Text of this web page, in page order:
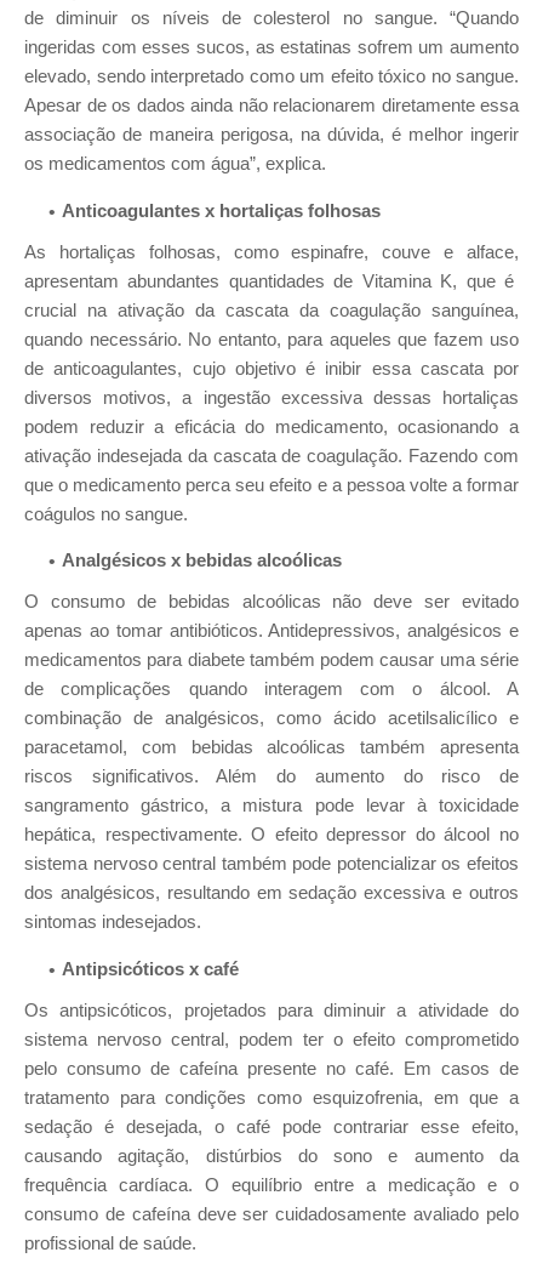
de diminuir os níveis de colesterol no sangue. “Quando
ingeridas com esses sucos, as estatinas sofrem um aumento
elevado, sendo interpretado como um efeito tóxico no sangue.
Apesar de os dados ainda não relacionarem diretamente essa
associação de maneira perigosa, na dúvida, é melhor ingerir
os medicamentos com água”, explica.
Anticoagulantes x hortaliças folhosas
As hortaliças folhosas, como espinafre, couve e alface,
apresentam abundantes quantidades de Vitamina K, que é
crucial na ativação da cascata da coagulação sanguínea,
quando necessário. No entanto, para aqueles que fazem uso
de anticoagulantes, cujo objetivo é inibir essa cascata por
diversos motivos, a ingestão excessiva dessas hortaliças
podem reduzir a eficácia do medicamento, ocasionando a
ativação indesejada da cascata de coagulação. Fazendo com
que o medicamento perca seu efeito e a pessoa volte a formar
coágulos no sangue.
Analgésicos x bebidas alcoólicas
O consumo de bebidas alcoólicas não deve ser evitado
apenas ao tomar antibióticos. Antidepressivos, analgésicos e
medicamentos para diabete também podem causar uma série
de complicações quando interagem com o álcool. A
combinação de analgésicos, como ácido acetilsalicílico e
paracetamol, com bebidas alcoólicas também apresenta
riscos significativos. Além do aumento do risco de
sangramento gástrico, a mistura pode levar à toxicidade
hepática, respectivamente. O efeito depressor do álcool no
sistema nervoso central também pode potencializar os efeitos
dos analgésicos, resultando em sedação excessiva e outros
sintomas indesejados.
Antipsicóticos x café
Os antipsicóticos, projetados para diminuir a atividade do
sistema nervoso central, podem ter o efeito comprometido
pelo consumo de cafeína presente no café. Em casos de
tratamento para condições como esquizofrenia, em que a
sedação é desejada, o café pode contrariar esse efeito,
causando agitação, distúrbios do sono e aumento da
frequência cardíaca. O equilíbrio entre a medicação e o
consumo de cafeína deve ser cuidadosamente avaliado pelo
profissional de saúde.